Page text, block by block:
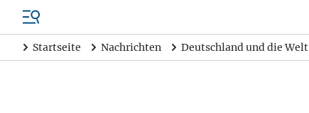
Startseite Nachrichten Deutschland und die Welt